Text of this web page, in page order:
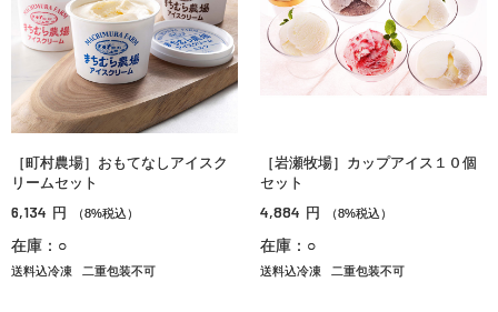
［町村農場］おもてなしアイスク
リームセット
6,134 円 （8%税込）
在庫：○
送料込冷凍 二重包装不可
［岩瀬牧場］カップアイス１０個
セット
4,884 円 （8%税込）
在庫：○
送料込冷凍 二重包装不可